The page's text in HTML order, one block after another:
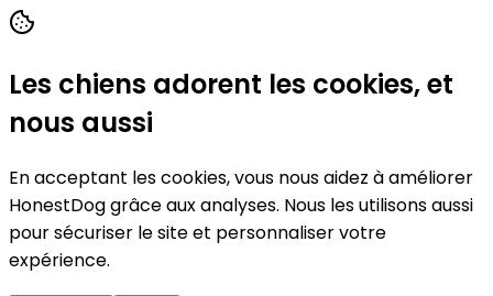
Les chiens adorent les cookies, et
nous aussi
En acceptant les cookies, vous nous aidez à améliorer
HonestDog grâce aux analyses. Nous les utilisons aussi
pour sécuriser le site et personnaliser votre
expérience.